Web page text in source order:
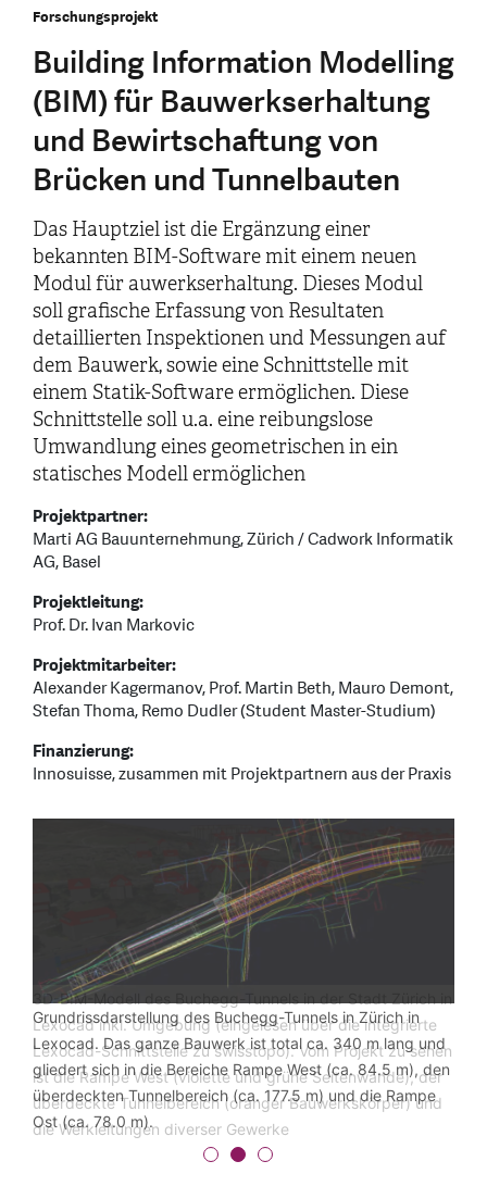
Forschungsprojekt
Building Information Modelling
(BIM) für Bauwerkserhaltung
und Bewirtschaftung von
Brücken und Tunnelbauten
Das Hauptziel ist die Ergänzung einer
bekannten BIM-Software mit einem neuen
Modul für auwerkserhaltung. Dieses Modul
soll grafische Erfassung von Resultaten
detaillierten Inspektionen und Messungen auf
dem Bauwerk, sowie eine Schnittstelle mit
einem Statik-Software ermöglichen. Diese
Schnittstelle soll u.a. eine reibungslose
Umwandlung eines geometrischen in ein
statisches Modell ermöglichen
Projektpartner:
Marti AG Bauunternehmung, Zürich / Cadwork Informatik
AG, Basel
Projektleitung:
Prof. Dr. Ivan Markovic
Projektmitarbeiter:
Alexander Kagermanov, Prof. Martin Beth, Mauro Demont,
Stefan Thoma, Remo Dudler (Student Master-Studium)
Finanzierung:
Innosuisse, zusammen mit Projektpartnern aus der Praxis
3D-BIM-Modell des Buchegg-Tunnels in der Stadt Zürich in
Lexocad inkl. Umgebung (eingelesen über die integrierte
Lexocad-Schnittstelle zu swisstopo). Vom Projekt zu sehen
ist die Rampe West (violette und grüne Seitenwände), der
überdeckte Tunnelbereich (oranger Bauwerkskörper) und
die Werkleitungen diverser Gewerke
Grundrissdarstellung des Buchegg-Tunnels in Zürich in
Lexocad. Das ganze Bauwerk ist total ca. 340 m lang und
gliedert sich in die Bereiche Rampe West (ca. 84.5 m), den
überdeckten Tunnelbereich (ca. 177.5 m) und die Rampe
Ost (ca. 78.0 m).
3D-Darstellung verschiedener Werkleitungen in der
Umgebung des Buchegg-Tunnels in der Stadt Zürich
(Bildquelle: Remo Dudler)